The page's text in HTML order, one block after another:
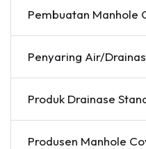
Pembuatan Manhole
Penyaring Air/
Produk Drainase
Produsen Manhole